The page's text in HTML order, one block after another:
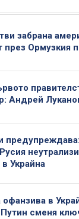
забрана
през Ормузкия
Андрей
Украйна
офанзива в
сменя